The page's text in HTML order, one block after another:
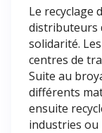
Le recyclage
distributeurs
solidarité.
centres de
Suite au
différents
ensuite
industries ou